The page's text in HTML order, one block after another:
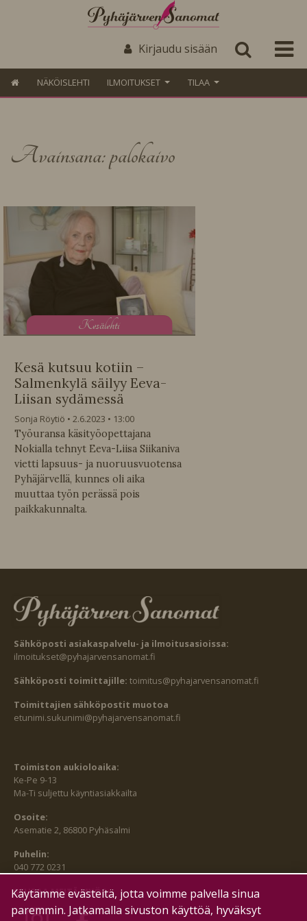
Kirjaudu sisään
NÄKÖISLEHTI ILMOITUKSET TILAA
Avainsana: palokaivo
Kesälehti
Kesä kutsuu kotiin –
Salmenkylä säilyy Eeva-
Liisan sydämessä
Sonja Röytiö 2.6.2023
13:00
Työuransa käsityöopettajana
Nokialla tehnyt Eeva-Liisa Siikaniva
vietti lapsuus- ja nuoruusvuotensa
Pyhäjärvellä, kunnes oli aika
muuttaa työn perässä pois
paikkakunnalta.
Sähköposti asiakaspalvelu- ja ilmoitusasioissa:
ilmoitukset@pyhajarvensanomat.fi
Sähköposti toimittajille: toimitus@pyhajarvensanomat.fi
Toimittajien sähköpostit muotoa
etunimi.sukunimi@pyhajarvensanomat.fi
Toimiston aukioloaika:
Ke-Pe 9-13
Ma-Ti suljettu käyntiasiakkailta
Osoite:
Asematie 2, 86800 Pyhäsalmi
Puhelin:
040 772 0231
SEURAA MEITÄ MYÖS:
Käytämme evästeitä, jotta voimme palvella sinua
paremmin. Jatkamalla sivuston käyttöä, hyväksyt